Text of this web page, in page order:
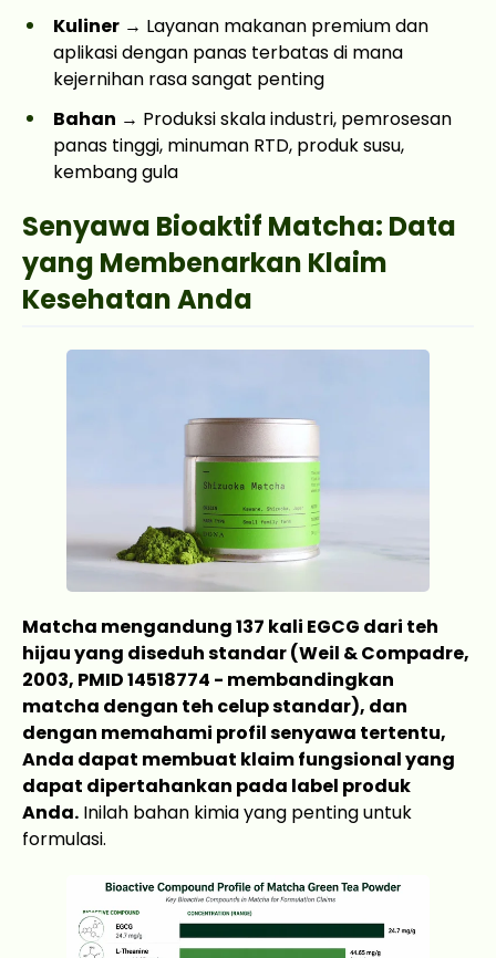
Kuliner → Layanan makanan premium dan
aplikasi dengan panas terbatas di mana
kejernihan rasa sangat penting
Bahan → Produksi skala industri, pemrosesan
panas tinggi, minuman RTD, produk susu,
kembang gula
Senyawa Bioaktif Matcha: Data
yang Membenarkan Klaim
Kesehatan Anda
Matcha mengandung 137 kali EGCG dari teh
hijau yang diseduh standar (Weil & Compadre,
2003, PMID 14518774 - membandingkan
matcha dengan teh celup standar), dan
dengan memahami profil senyawa tertentu,
Anda dapat membuat klaim fungsional yang
dapat dipertahankan pada label produk
Anda. Inilah bahan kimia yang penting untuk
formulasi.